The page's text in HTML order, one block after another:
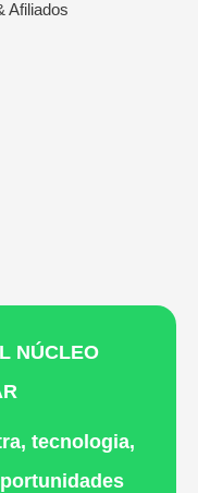
Afiliados
NÚCLEO
tecnologia,